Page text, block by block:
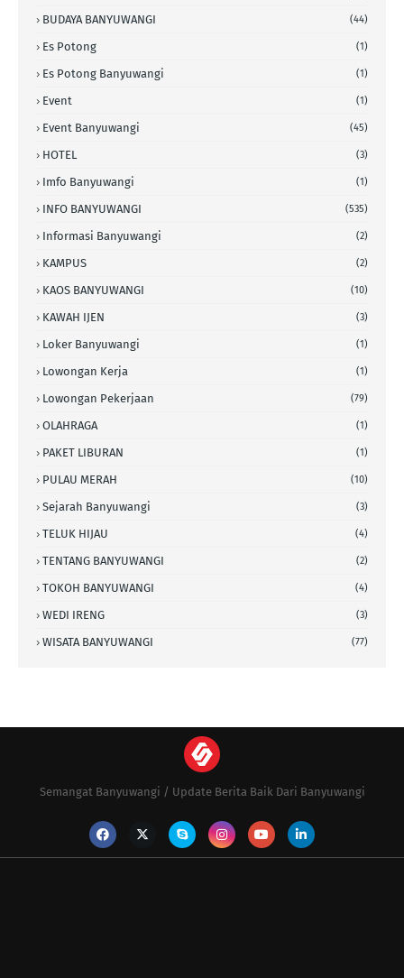
BUDAYA BANYUWANGI (44)
Es Potong (1)
Es Potong Banyuwangi (1)
Event (1)
Event Banyuwangi (45)
HOTEL (3)
Imfo Banyuwangi (1)
INFO BANYUWANGI (535)
Informasi Banyuwangi (2)
KAMPUS (2)
KAOS BANYUWANGI (10)
KAWAH IJEN (3)
Loker Banyuwangi (1)
Lowongan Kerja (1)
Lowongan Pekerjaan (79)
OLAHRAGA (1)
PAKET LIBURAN (1)
PULAU MERAH (10)
Sejarah Banyuwangi (3)
TELUK HIJAU (4)
TENTANG BANYUWANGI (2)
TOKOH BANYUWANGI (4)
WEDI IRENG (3)
WISATA BANYUWANGI (77)
Semangat Banyuwangi / Update Berita Baik Dari Banyuwangi